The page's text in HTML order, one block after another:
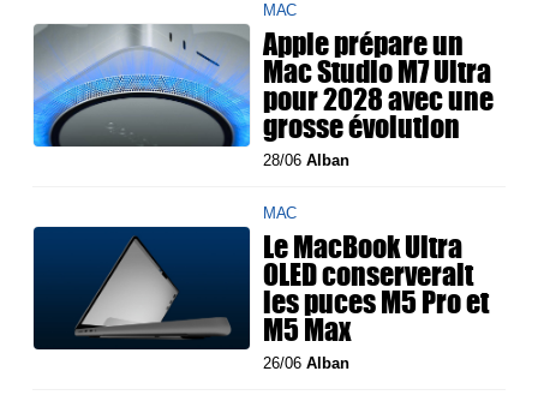
MAC
Apple prépare un
Mac Studio M7 Ultra
pour 2028 avec une
grosse évolution
28/06Alban
MAC
Le MacBook Ultra
OLED conserverait
les puces M5 Pro et
M5 Max
26/06Alban